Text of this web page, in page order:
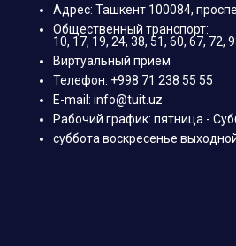
Адрес: Ташкент 100084,
Общественный транспорт:
10, 17, 19, 24, 38, 51, 60, 67, 72,
Виртуальный прием
Телефон: +998 71 238 55 55
E-mail: info@tuit.uz
Рабочий график: пятница -
суббота воскресенье